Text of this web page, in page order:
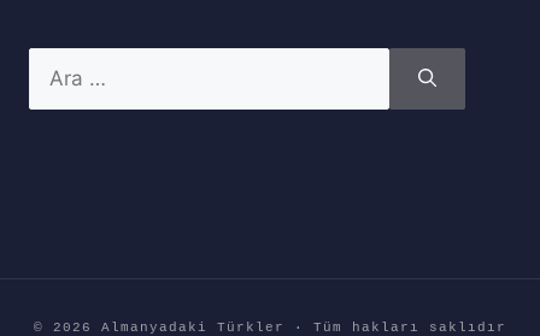
ara
© 2026 Almanyadaki Türkler · Tüm hakları saklıdır